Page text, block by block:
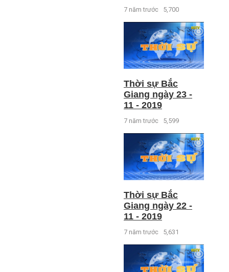
7 năm trước 5,700
Thời sự Bắc
Giang ngày 23 -
11 - 2019
7 năm trước 5,599
Thời sự Bắc
Giang ngày 22 -
11 - 2019
7 năm trước 5,631